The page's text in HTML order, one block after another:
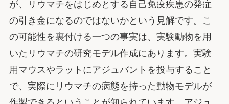
が、リウマチをはじめとする自己免疫疾患の発症
の引き金になるのではないかという見解です。こ
の可能性を裏付ける一つの事実は、実験動物を用
いたリウマチの研究モデル作成にあります。実験
用マウスやラットにアジュバントを投与すること
で、実際にリウマチの病態を持った動物モデルが